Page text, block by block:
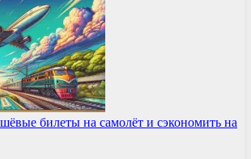
билеты на самолёт и сэкономить на